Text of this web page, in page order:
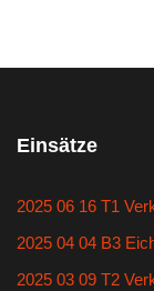
Einsätze
2025 06 16 T1
2025 04 04 B3
2025 03 09 T2